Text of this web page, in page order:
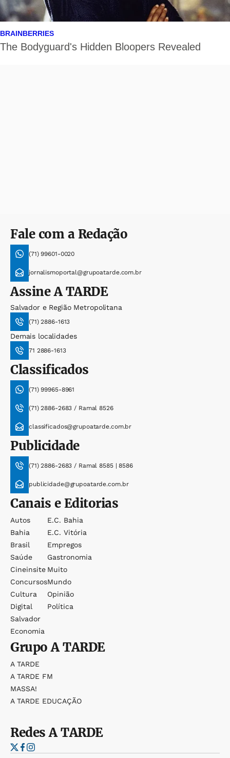
Fale com a Redação
(71) 99601-0020
jornalismoportal@grupoatarde.com.br
AssineA TARDE
Salvador e Região Metropolitana
(71) 2886-1613
Demais localidades
71 2886-1613
Classificados
(71) 99965-8961
(71) 2886-2683 / Ramal 8526
classificados@grupoatarde.com.br
Publicidade
(71) 2886-2683 / Ramal 8585 | 8586
publicidade@grupoatarde.com.br
Canais e Editorias
Autos
Bahia
Brasil
Saúde
Cineinsite
Concursos
Cultura
Digital
Salvador
Economia
E.c. Bahia
E.c. Vitória
Empregos
Gastronomia
Muito
Mundo
Opinião
Política
GrupoA TARDE
A TARDE
A TARDE FM
MASSA!
A TARDE EDUCAÇÃO
RedesA TARDE